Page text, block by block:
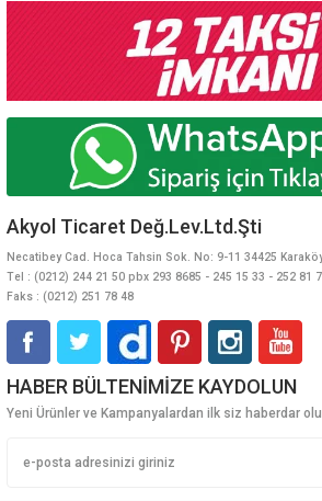
Akyol Ticaret Değ.Lev.Ltd.Şti
Necatibey Cad. Hoca Tahsin Sok. No: 9-11 34425
Tel : (0212) 244 21 50 pbx 293 8685 - 245 15 33 - 252 81
Faks : (0212) 251 78 48
HABER BÜLTENİMİZE KAYDOLUN
Yeni Ürünler ve Kampanyalardan ilk siz haberdar